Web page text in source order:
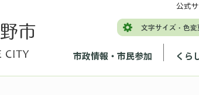
市政情報・市民参加 くら
公式